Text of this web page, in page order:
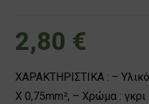
2,80 €
ΧΑΡΑΚΤΗΡΙΣΤΙΚΑ : –
Χ 0,75mm², – Χρώμα : γκρι